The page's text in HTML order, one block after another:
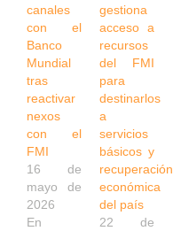
canales
con el
Banco
Mundial
tras
reactivar
nexos
con el
FMI
16 de
mayo de
2026
En
gestiona
acceso a
recursos
del FMI
para
destinarlos
a
servicios
básicos y
recuperación
económica
del país
22 de